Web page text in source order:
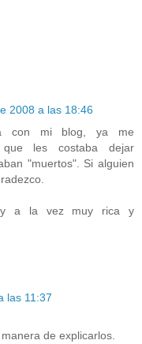
2008 a las 18:46
con mi blog, ya me
que les costaba dejar
"muertos". Si alguien
y a la vez muy rica y
las 11:37
de explicarlos.